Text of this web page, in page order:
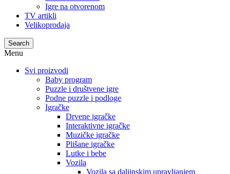
Igre na otvorenom
TV artikli
Velikoprodaja
Search
Menu
Svi proizvodi
Baby program
Puzzle i društvene igre
Podne puzzle i podloge
Igračke
Drvene igračke
Interaktivne igračke
Muzičke igračke
Plišane igračke
Lutke i bebe
Vozila
Vozila sa daljinskim upravljanjem